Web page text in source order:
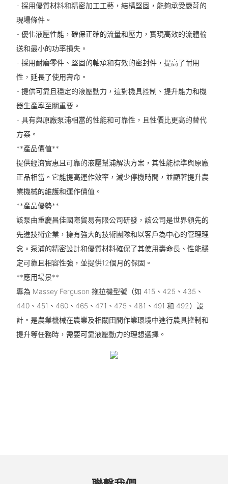
- 採用優質材料和精密加工工藝，結構堅固，能夠承受嚴苛的
現場條件。
- 優化液壓性能，確保正確的流量和壓力，實現高效的流體輸
送和最小的功率損失。
- 採用耐磨零件、堅固的軸承和有效的密封件，提高了耐用
性，延長了使用壽命。
- 提供可靠且穩定的液壓動力，這對機具控制、提升能力和機
器生產率至關重要。
- 具有與原廠泵浦相當的性能和可靠性，且性價比更高的替代
方案。
**產品價值**
提供經濟實惠且可靠的液壓幫浦解決方案，其性能標準與原廠
正品相當。它能提高運作效率，減少停機時間，並顯著提升農
業機械的維護和運作價值。
**產品優勢**
該泵由重慶昌佳國際貿易有限公司研發，該公司是世界領先的
先進技術企業，擁有強大的技術團隊和以客戶為中心的管理理
念。泵浦的精密設計和優質材料確保了其使用壽命長、性能穩
定可靠且相容性強，並提供12個月的保固。
**應用場景**
專為 Massey Ferguson 拖拉機型號（如 415、425、435、
440、451、460、465、471、475、481、491 和 492）設
計。是農業機械在農業及相關田間作業環境中進行農具控制和
提升等任務時，需要可靠液壓動力的理想選擇。